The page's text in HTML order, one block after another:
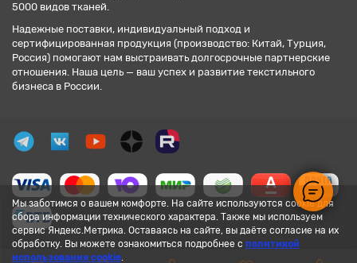
Мы заботимся о вашем комфорте. На сайте используются cookie для
сбора информации технического характера. Также мы используем
сервис Яндекс.Метрика. Оставаясь на сайте, вы даёте согласие на их
обработку. Вы можете ознакомиться подробнее с политикой
использования cookie.
5000 видов тканей.
Надежные поставки, индивидуальный подход и
сертифицированная продукция (производство: Китай, Турция,
Россия) помогают нам выстраивать долгосрочные партнерские
отношения. Наша цель — ваш успех и развитие текстильного
бизнеса в России.